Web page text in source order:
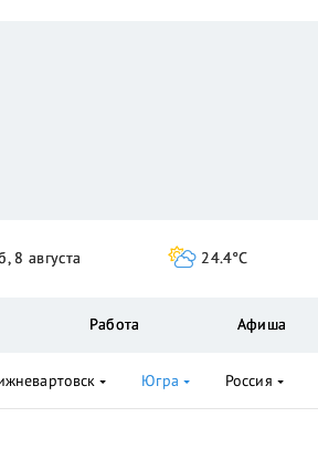
8 августа 24.4°C
Работа Афиша
Югра Россия